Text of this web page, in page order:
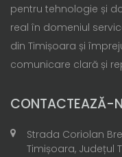
pentru tehnologie și
real în domeniul
din Timișoara și
comunicare clară și
CONTACTEAZĂ-
Strada Coriolan
Timișoara, Județul